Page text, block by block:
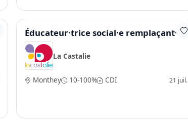
Éducateur·trice social·e remplaçant·e
La Castalie
Monthey 10-100% CDI 21 juil.